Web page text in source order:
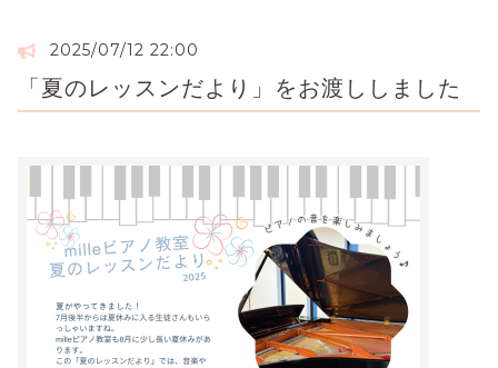
2025/07/12 22:00
「夏のレッスンだより」をお渡ししました